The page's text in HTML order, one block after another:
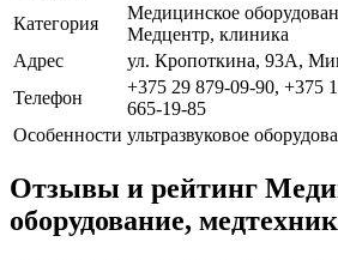
Категория
Медицинское
Медцентр, клиника
Адрес
ул. Кропоткина, 93А,
Телефон
+375 29 879-09-90, +375
665-19-85
Особенности ультразвуковое
Отзывы и рейтинг
оборудование,